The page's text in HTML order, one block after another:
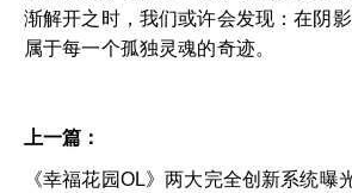
渐解开之时，我们或许会发现：在阴
属于每一个孤独灵魂的奇迹。
上一篇：
《幸福花园OL》两大完全创新系统曝